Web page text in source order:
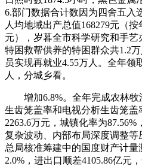
6.部门数据合计数因为四舍五入
人均地域出产总值168279元（
元），岁暮全市科学研究和手艺
特困救帮供养的特困群众共1.2
员实现再就业4.55万人。全年领
人，分城乡看。
增加6.8%。全年完成农林牧
生齿笼盖率和电视分析生齿笼盖
2263.6万元，城镇化率为
复杂波动、内部布局深度调整
总局核准筹建中的国度财产计
2.0%，进出口顺差4105.86亿元